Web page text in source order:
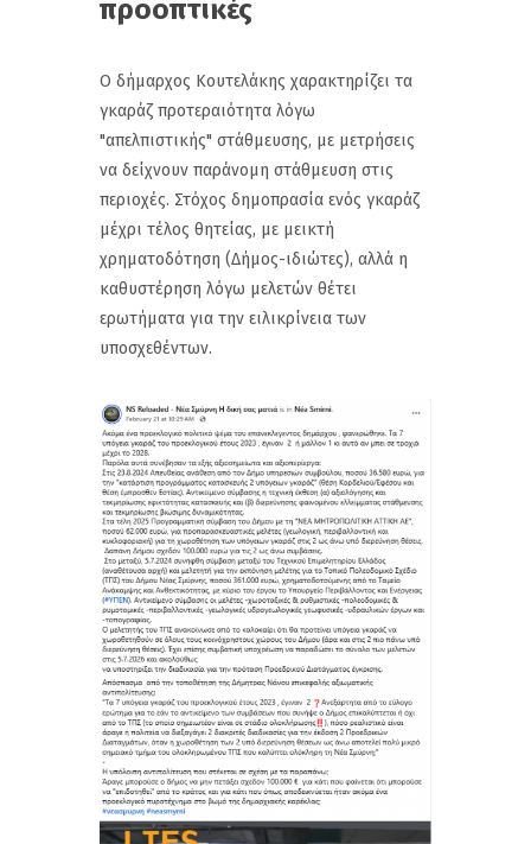
προοπτικές
Ο δήμαρχος Κουτελάκης χαρακτηρίζει τα
γκαράζ προτεραιότητα λόγω
"απελπιστικής" στάθμευσης, με μετρήσεις
να δείχνουν παράνομη στάθμευση στις
περιοχές. Στόχος δημοπρασία ενός γκαράζ
μέχρι τέλος θητείας, με μεικτή
χρηματοδότηση (Δήμος-ιδιώτες), αλλά η
καθυστέρηση λόγω μελετών θέτει
ερωτήματα για την ειλικρίνεια των
υποσχεθέντων.